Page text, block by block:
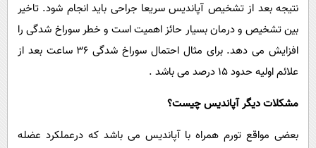
نتیجه بعد از تشخیص آپاندیس سریعا جراحی باید انجام شود. تاخیر
بین تشخیص و درمان بسیار حائز اهمیت است و خطر سوراخ شدگی را
افزایش می دهد. برای مثال احتمال سوراخ شدگی 36 ساعت بعد از
علائم اولیه حدود 15 درصد می باشد .
مشکلات دیگر آپاندیس چیست؟
بعضی مواقع تورم همراه با آپاندیس می باشد که درعملکرد عضله